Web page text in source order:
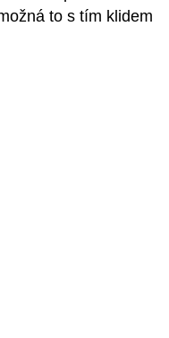
to s tím klidem